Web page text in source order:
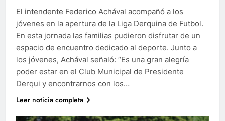
El intendente Federico Achával acompañó a los
jóvenes en la apertura de la Liga Derquina de Futbol.
En esta jornada las familias pudieron disfrutar de un
espacio de encuentro dedicado al deporte. Junto a
los jóvenes, Achával señaló: “Es una gran alegría
poder estar en el Club Municipal de Presidente
Derqui y encontrarnos con los…
Leer noticia completa